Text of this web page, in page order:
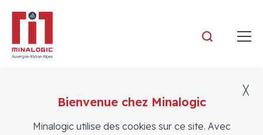
Actualités
Bienvenue chez Minalogic
Minalogic utilise des cookies sur ce site. Avec
╳